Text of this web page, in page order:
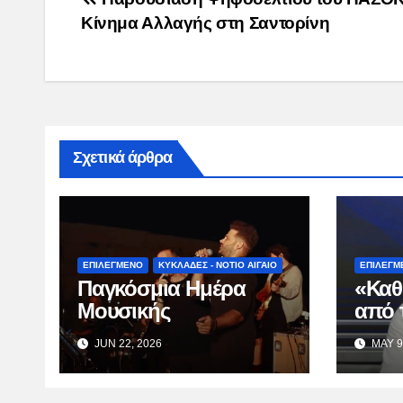
navigation
Κίνημα Αλλαγής στη Σαντορίνη
Σχετικά άρθρα
ΕΠΙΛΕΓΜΕΝΟ ΚΥΚΛΑΔΕΣ - ΝΟΤΙΟ ΑΙΓΑΙΟ
Παγκόσμια Ημέρα
Μουσικής
JUN 22, 2026
από
TV
MAY